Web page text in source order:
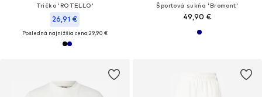
Tričko 'ROTELLO'
26,91 €
Posledná najnižšia cena:29,90 €
Športová sukňa 'Bromont'
49,90 €